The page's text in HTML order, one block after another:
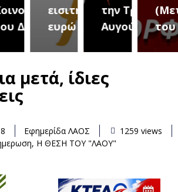
Δήμου
εισιτήριο 2
ευρώ
την Τρίτη 18
Αυγούστουτου
μετά, ίδιες
Εφημερίδα ΛΑΟΣ
1259 views
, Η ΘΕΣΗ ΤΟΥ "ΛΑΟΥ"